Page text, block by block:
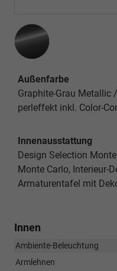
Außenfarbe
Graphite-Grau Metallic
perleffekt inkl. Color-
Innenausstattung
Design Selection
Monte Carlo, Interieur-
Armaturentafel mit
Innen
Ambiente-Beleuchtung
Armlehnen